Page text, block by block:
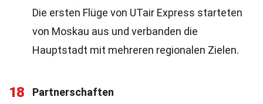
Die ersten Flüge von UTair Express starteten
von Moskau aus und verbanden die
Hauptstadt mit mehreren regionalen Zielen.
18
Partnerschaften